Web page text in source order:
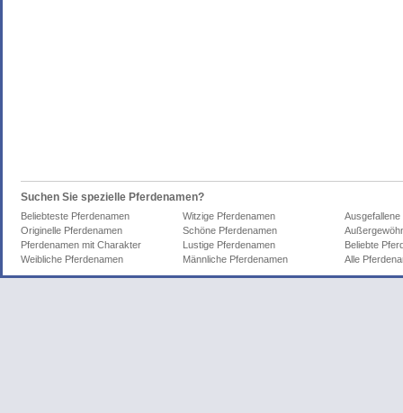
Suchen Sie spezielle Pferdenamen?
Beliebteste Pferdenamen Witzige Pferdenamen
Originelle Pferdenamen
Schöne Pferdenamen
Pferdenamen mit Charakter
Lustige Pferdenamen
Beliebte
Weibliche Pferdenamen
Männliche Pferdenamen Alle